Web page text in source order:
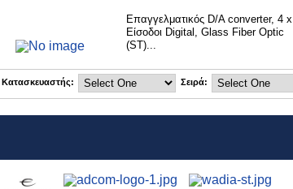
Επαγγελματικός D/A converter, 4 x
Είσοδοι Digital, Glass Fiber Optic
(ST)...
Κατασκευαστής: Σειρά: